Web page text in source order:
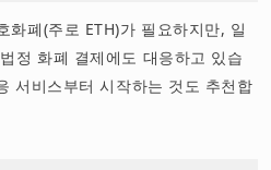
화폐(주로 ETH)가 필요하지만, 일
정 화폐 결제에도 대응하고 있습
서비스부터 시작하는 것도 추천합